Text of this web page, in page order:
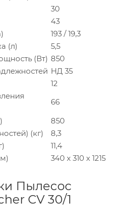
30
43
193 / 19,3
(л)
5,5
(Вт) 850
НД 35
12
66
850
(кг)
8,3
11,4
340 x 310 x 1215
Пылесос
CV 30/1